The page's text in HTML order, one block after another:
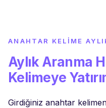
ANAHTAR KELIME
Aylık Aranma
Kelimeye
Girdiğiniz anahtar